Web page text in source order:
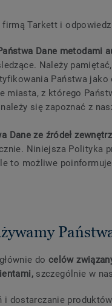
Tarkett i
Dane metodami
Należy
Państwa
miasta, z którego
się zapoznać z
Dane ze źródeł
Niniejsza Polityka
to możliwe
do celów
szczególnie w
i dostarczanie